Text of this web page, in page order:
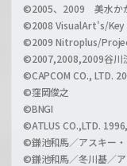
©2005、2009 美水か
©2008 VisualArt's/Key
©2009 Nitroplus/
©2007,2008,2009谷川
©CAPCOM CO., LTD.
©窪岡俊之
©BNGI
©ATLUS CO.,LTD.
©鎌池和馬／アスキー・
©鎌池和馬／冬川基／ア